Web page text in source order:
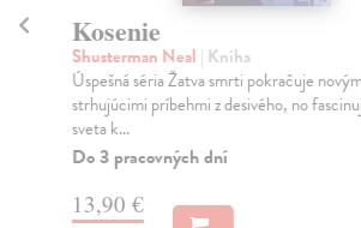
Kosenie
Shusterman Neal | Kniha
Úspešná séria Žatva smrti pokračuje
strhujúcimi príbehmi z desivého, no
sveta k...
Do 3 pracovných dní
13,90 €